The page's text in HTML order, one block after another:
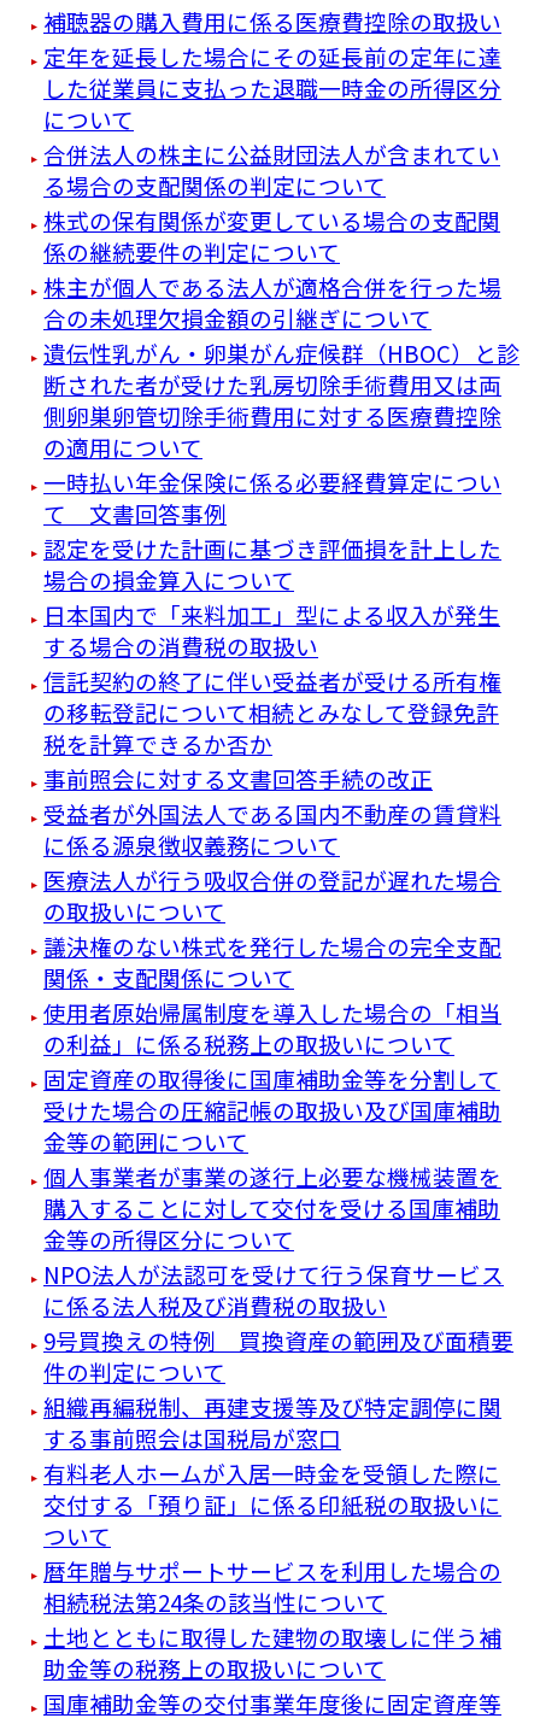
補聴器の購入費用に係る医療費控除の取扱い
定年を延長した場合にその延長前の定年に達
した従業員に支払った退職一時金の所得区分
について
合併法人の株主に公益財団法人が含まれてい
る場合の支配関係の判定について
株式の保有関係が変更している場合の支配関
係の継続要件の判定について
株主が個人である法人が適格合併を行った場
合の未処理欠損金額の引継ぎについて
遺伝性乳がん・卵巣がん症候群（HBOC）と診
断された者が受けた乳房切除手術費用又は両
側卵巣卵管切除手術費用に対する医療費控除
の適用について
一時払い年金保険に係る必要経費算定につい
て 文書回答事例
認定を受けた計画に基づき評価損を計上した
場合の損金算入について
日本国内で「来料加工」型による収入が発生
する場合の消費税の取扱い
信託契約の終了に伴い受益者が受ける所有権
の移転登記について相続とみなして登録免許
税を計算できるか否か
事前照会に対する文書回答手続の改正
受益者が外国法人である国内不動産の賃貸料
に係る源泉徴収義務について
医療法人が行う吸収合併の登記が遅れた場合
の取扱いについて
議決権のない株式を発行した場合の完全支配
関係・支配関係について
使用者原始帰属制度を導入した場合の「相当
の利益」に係る税務上の取扱いについて
固定資産の取得後に国庫補助金等を分割して
受けた場合の圧縮記帳の取扱い及び国庫補助
金等の範囲について
個人事業者が事業の遂行上必要な機械装置を
購入することに対して交付を受ける国庫補助
金等の所得区分について
NPO法人が法認可を受けて行う保育サービス
に係る法人税及び消費税の取扱い
9号買換えの特例 買換資産の範囲及び面積要
件の判定について
組織再編税制、再建支援等及び特定調停に関
する事前照会は国税局が窓口
有料老人ホームが入居一時金を受領した際に
交付する「預り証」に係る印紙税の取扱いに
ついて
暦年贈与サポートサービスを利用した場合の
相続税法第24条の該当性について
土地とともに取得した建物の取壊しに伴う補
助金等の税務上の取扱いについて
国庫補助金等の交付事業年度後に固定資産等